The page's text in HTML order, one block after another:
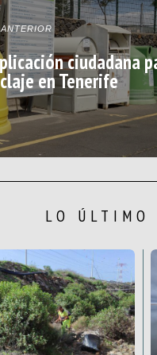
ciudadana
en Tenerife
LO ÚLTIMO